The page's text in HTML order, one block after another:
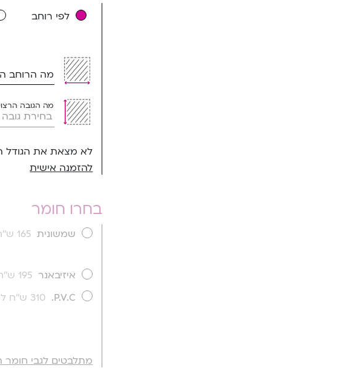
לפי רוחב
מה הרוחב
מה הגובה
לא מצאת את הגודל
להזמנה אישית
בחרו חומר
שמשונית 165 ש''ח למ''ר
איזיבאנר 195 ש''ח למ''ר
P.V.C.
310 ש''ח למ''ר
מתלבטים לגבי חומר